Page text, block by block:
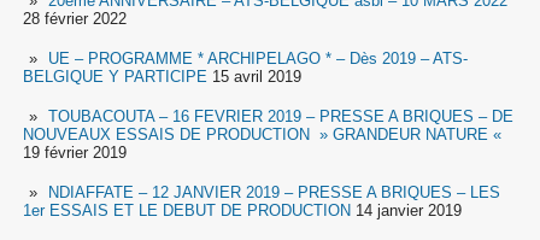
28 février 2022
UE – PROGRAMME * ARCHIPELAGO * – Dès 2019 – ATS-
BELGIQUE Y PARTICIPE 15 avril 2019
TOUBACOUTA – 16 FEVRIER 2019 – PRESSE A BRIQUES – DE
NOUVEAUX ESSAIS DE PRODUCTION » GRANDEUR NATURE «
19 février 2019
NDIAFFATE – 12 JANVIER 2019 – PRESSE A BRIQUES – LES
1er ESSAIS ET LE DEBUT DE PRODUCTION 14 janvier 2019